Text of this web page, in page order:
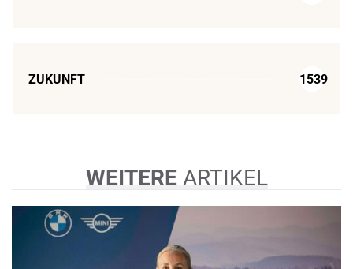
ZUKUNFT 1539
WEITEREARTIKEL